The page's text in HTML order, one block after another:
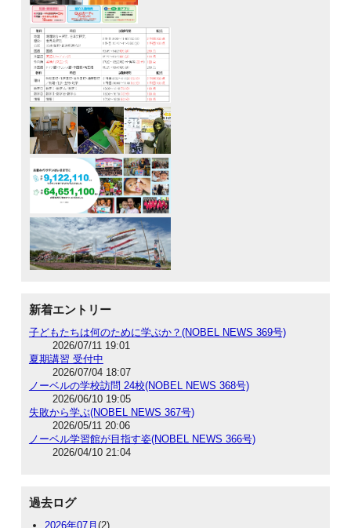
新着エントリー
子どもたちは何のために学ぶか？(NOBEL NEWS 369号)
2026/07/11 19:01
夏期講習 受付中
2026/07/04 18:07
ノーベルの学校訪問 24校(NOBEL NEWS 368号)
2026/06/10 19:05
失敗から学ぶ(NOBEL NEWS 367号)
2026/05/11 20:06
ノーベル学習館が目指す姿(NOBEL NEWS 366号)
2026/04/10 21:04
過去ログ
2026年07月 (2)